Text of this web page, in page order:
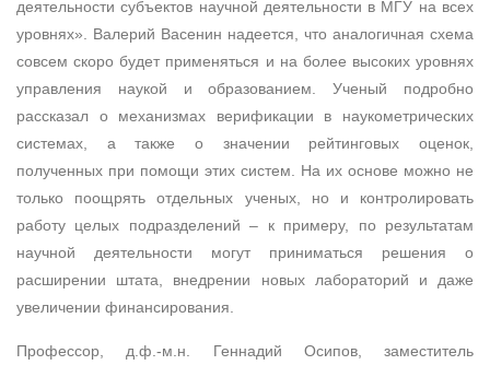
деятельности субъектов научной деятельности в МГУ на всех
уровнях». Валерий Васенин надеется, что аналогичная схема
совсем скоро будет применяться и на более высоких уровнях
управления наукой и образованием. Ученый подробно
рассказал о механизмах верификации в наукометрических
системах, а также о значении рейтинговых оценок,
полученных при помощи этих систем. На их основе можно не
только поощрять отдельных ученых, но и контролировать
работу целых подразделений – к примеру, по результатам
научной деятельности могут приниматься решения о
расширении штата, внедрении новых лабораторий и даже
увеличении финансирования.
Профессор, д.ф.-м.н. Геннадий Осипов, заместитель